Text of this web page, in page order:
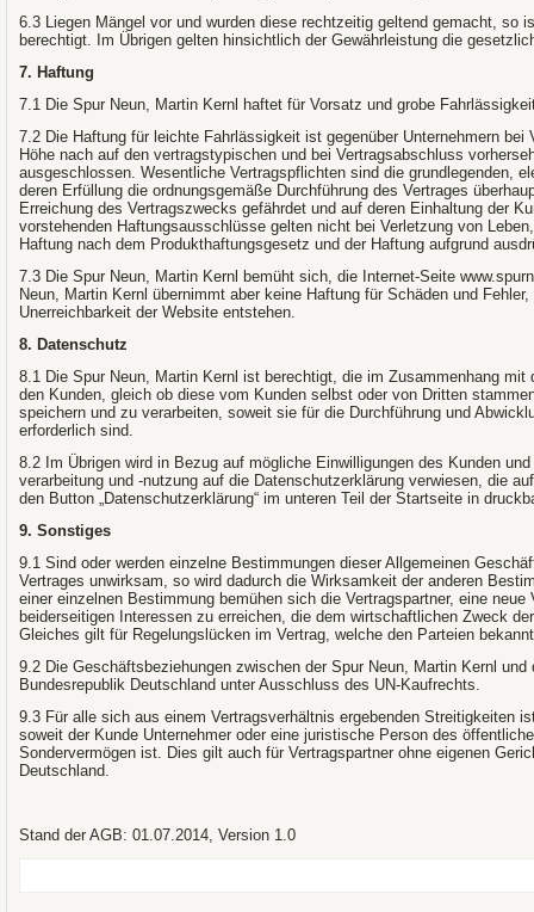
6.3 Liegen Mängel vor und wurden diese rechtzeitig geltend gemacht, so
berechtigt. Im Übrigen gelten hinsichtlich der Gewährleistung die
7. Haftung
7.1 Die Spur Neun, Martin Kernl haftet für Vorsatz und grobe
7.2 Die Haftung für leichte Fahrlässigkeit ist gegenüber Unternehmern
Höhe nach auf den vertragstypischen und bei Vertragsabschluss
ausgeschlossen. Wesentliche Vertragspflichten sind die grundlegenden,
deren Erfüllung die ordnungsgemäße Durchführung des Vertrages
Erreichung des Vertragszwecks gefährdet und auf deren Einhaltung der
vorstehenden Haftungsausschlüsse gelten nicht bei Verletzung von
Haftung nach dem Produkthaftungsgesetz und der Haftung aufgrund
7.3 Die Spur Neun, Martin Kernl bemüht sich, die Internet-Seite
Neun, Martin Kernl übernimmt aber keine Haftung für Schäden und
Unerreichbarkeit der Website entstehen.
8. Datenschutz
8.1 Die Spur Neun, Martin Kernl ist berechtigt, die im Zusammenhang mit
den Kunden, gleich ob diese vom Kunden selbst oder von Dritten
speichern und zu verarbeiten, soweit sie für die Durchführung und
erforderlich sind.
8.2 Im Übrigen wird in Bezug auf mögliche Einwilligungen des Kunden
verarbeitung und -nutzung auf die Datenschutzerklärung verwiesen, die
den Button „Datenschutzerklärung“ im unteren Teil der Startseite in
9. Sonstiges
9.1 Sind oder werden einzelne Bestimmungen dieser Allgemeinen
Vertrages unwirksam, so wird dadurch die Wirksamkeit der anderen
einer einzelnen Bestimmung bemühen sich die Vertragspartner, eine
beiderseitigen Interessen zu erreichen, die dem wirtschaftlichen Zweck
Gleiches gilt für Regelungslücken im Vertrag, welche den Parteien
9.2 Die Geschäftsbeziehungen zwischen der Spur Neun, Martin Kernl
Bundesrepublik Deutschland unter Ausschluss des UN-Kaufrechts.
9.3 Für alle sich aus einem Vertragsverhältnis ergebenden Streitigkeiten
soweit der Kunde Unternehmer oder eine juristische Person des
Sondervermögen ist. Dies gilt auch für Vertragspartner ohne eigenen
Deutschland.
Stand der AGB: 01.07.2014, Version 1.0